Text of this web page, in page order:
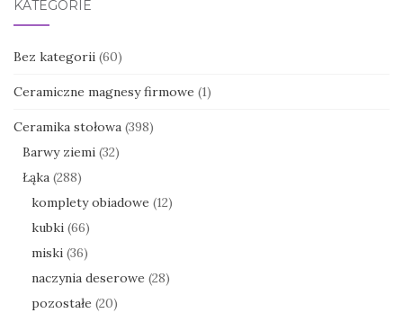
KATEGORIE
Bez kategorii (60)
Ceramiczne magnesy firmowe (1)
Ceramika stołowa (398)
Barwy ziemi (32)
Łąka (288)
komplety obiadowe (12)
kubki (66)
miski (36)
naczynia deserowe (28)
pozostałe (20)